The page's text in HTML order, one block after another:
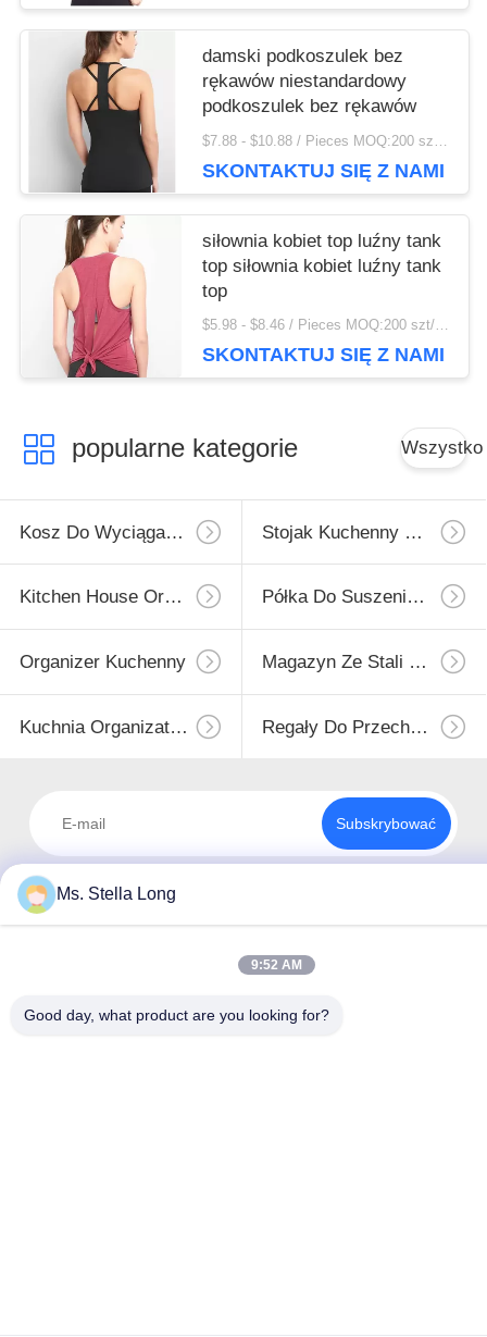
damski podkoszulek bez
rękawów niestandardowy
podkoszulek bez rękawów
$7.88 - $10.88 / Pieces MOQ:200 szt/sztuk
SKONTAKTUJ SIĘ Z NAMI
siłownia kobiet top luźny tank
top siłownia kobiet luźny tank
top
$5.98 - $8.46 / Pieces MOQ:200 szt/sztuk
SKONTAKTUJ SIĘ Z NAMI
popularne kategorie Wszystko
Kosz Do Wyciągania Kuchni Stojak Kuchenny Naścienny
Kitchen House Organizer Półka Do Suszenia Naczyń
Organizer Kuchenny Magazyn Ze Stali Nierdzewnej
Kuchnia Organizator Rack Regały Do ​​przechowywania Kuchni
Subskrybować
Ms. Stella Long
9:52 AM
Good day, what product are you looking for?